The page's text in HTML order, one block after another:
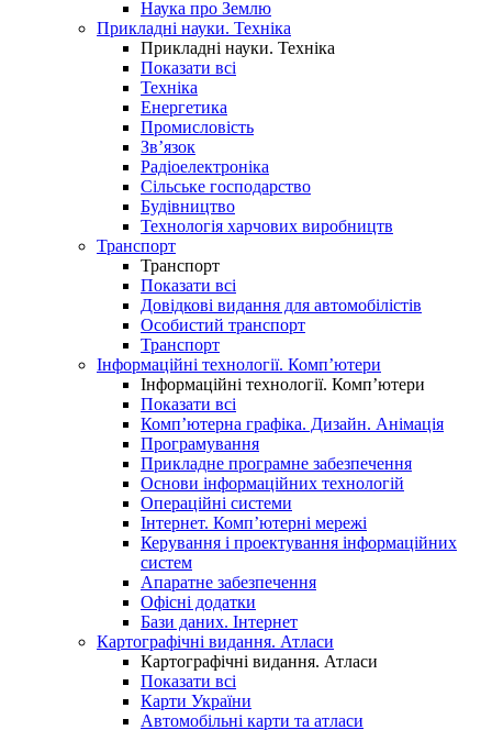
Наука про Землю
Прикладні науки. Техніка
Прикладні науки. Техніка
Показати всі
Техніка
Енергетика
Промисловість
Зв’язок
Радіоелектроніка
Сільське господарство
Будівництво
Технологія харчових виробництв
Транспорт
Транспорт
Показати всі
Довідкові видання для автомобілістів
Особистий транспорт
Транспорт
Інформаційні технології. Комп’ютери
Інформаційні технології. Комп’ютери
Показати всі
Комп’ютерна графіка. Дизайн. Анімація
Програмування
Прикладне програмне забезпечення
Основи інформаційних технологій
Операційні системи
Інтернет. Комп’ютерні мережі
Керування і проектування інформаційних
систем
Апаратне забезпечення
Офісні додатки
Бази даних. Інтернет
Картографічні видання. Атласи
Картографічні видання. Атласи
Показати всі
Карти України
Автомобільні карти та атласи